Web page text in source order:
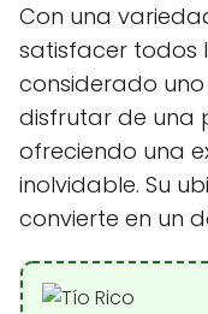
Con una
satisfacer todos
considerado
disfrutar de una
ofreciendo una
inolvidable. Su
convierte en un